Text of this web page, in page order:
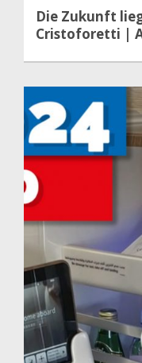
Die Zukunft
Cristoforetti |